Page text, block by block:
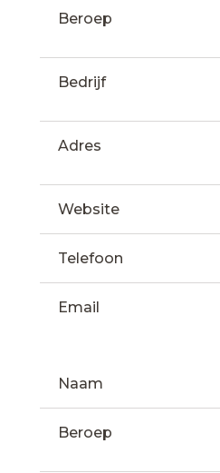
Beroep
Bedrijf
Adres
Website
Telefoon
Email
Naam
Beroep